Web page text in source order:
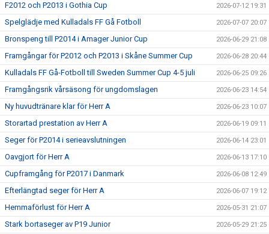
F2012 och P2013 i Gothia Cup 2026-07-12 19:31
Spelglädje med Kulladals FF Gå Fotboll 2026-07-07 20:07
Bronspeng till P2014 i Amager Junior Cup 2026-06-29 21:08
Framgångar för P2012 och P2013 i Skåne Summer Cup 2026-06-28 20:44
Kulladals FF Gå-Fotboll till Sweden Summer Cup 4-5 juli 2026-06-25 09:26
Framgångsrik vårsäsong för ungdomslagen 2026-06-23 14:54
Ny huvudtränare klar för Herr A 2026-06-23 10:07
Storartad prestation av Herr A 2026-06-19 09:11
Seger för P2014 i serieavslutningen 2026-06-14 23:01
Oavgjort för Herr A 2026-06-13 17:10
Cupframgång för P2017 i Danmark 2026-06-08 12:49
Efterlängtad seger för Herr A 2026-06-07 19:12
Hemmaförlust för Herr A 2026-05-31 21:07
Stark bortaseger av P19 Junior 2026-05-29 21:25